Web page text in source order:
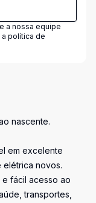
a nossa equipe
política de
nascente.
em excelente
elétrica novos.
e fácil acesso ao
transportes,